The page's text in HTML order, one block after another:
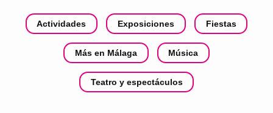
Actividades Exposiciones Fiestas
Más en Málaga Música
Teatro y espectáculos